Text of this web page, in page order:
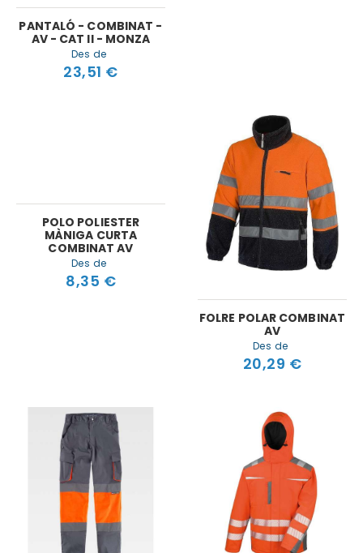
PANTALÓ - COMBINAT -
AV - CAT II - MONZA
Des de
23,51 €
POLO POLIESTER
MÀNIGA CURTA
COMBINAT AV
Des de
8,35 €
FOLRE POLAR COMBINAT
AV
Des de
20,29 €